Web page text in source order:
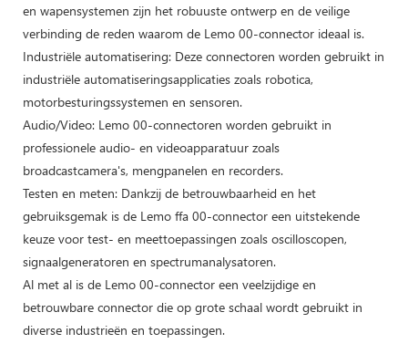
en wapensystemen zijn het robuuste ontwerp en de veilige
verbinding de reden waarom de Lemo 00-connector ideaal is.
Industriële automatisering: Deze connectoren worden gebruikt in
industriële automatiseringsapplicaties zoals robotica,
motorbesturingssystemen en sensoren.
Audio/Video: Lemo 00-connectoren worden gebruikt in
professionele audio- en videoapparatuur zoals
broadcastcamera's, mengpanelen en recorders.
Testen en meten: Dankzij de betrouwbaarheid en het
gebruiksgemak is de Lemo ffa 00-connector een uitstekende
keuze voor test- en meettoepassingen zoals oscilloscopen,
signaalgeneratoren en spectrumanalysatoren.
Al met al is de Lemo 00-connector een veelzijdige en
betrouwbare connector die op grote schaal wordt gebruikt in
diverse industrieën en toepassingen.